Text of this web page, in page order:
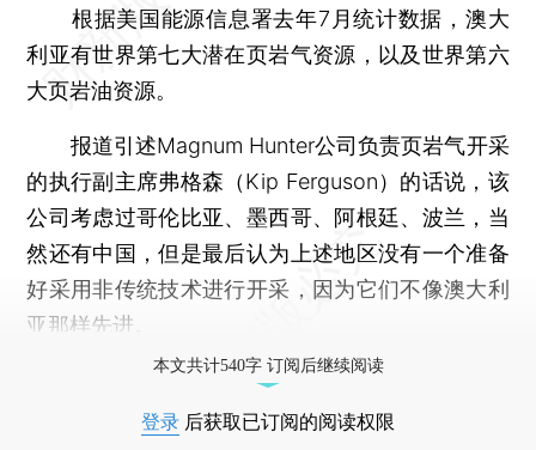
根据美国能源信息署去年7月统计数据，澳大
利亚有世界第七大潜在页岩气资源，以及世界第六
大页岩油资源。
报道引述Magnum Hunter公司负责页岩气开采
的执行副主席弗格森（Kip Ferguson）的话说，该
公司考虑过哥伦比亚、墨西哥、阿根廷、波兰，当
然还有中国，但是最后认为上述地区没有一个准备
好采用非传统技术进行开采，因为它们不像澳大利
亚那样先进。
本文共计540字 订阅后继续阅读
登录 后获取已订阅的阅读权限